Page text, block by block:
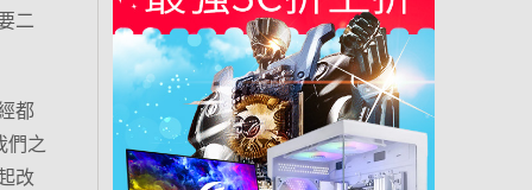
二
都
們之
改